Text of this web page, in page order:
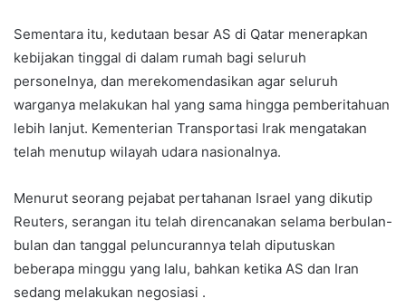
Sementara itu, kedutaan besar AS di Qatar menerapkan
kebijakan tinggal di dalam rumah bagi seluruh
personelnya, dan merekomendasikan agar seluruh
warganya melakukan hal yang sama hingga pemberitahuan
lebih lanjut. Kementerian Transportasi Irak mengatakan
telah menutup wilayah udara nasionalnya.
Menurut seorang pejabat pertahanan Israel yang dikutip
Reuters, serangan itu telah direncanakan selama berbulan-
bulan dan tanggal peluncurannya telah diputuskan
beberapa minggu yang lalu, bahkan ketika AS dan Iran
sedang melakukan negosiasi .